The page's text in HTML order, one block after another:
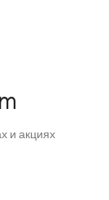
и акциях